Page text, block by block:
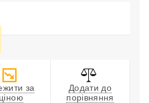
за
ціною
Додати до
порівняння